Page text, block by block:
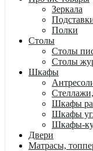
Зеркала
Полки
Столы
Столы
Столы
Шкафы
Шкафы
Шкафы
Шкафы-
Двери
Матрасы,